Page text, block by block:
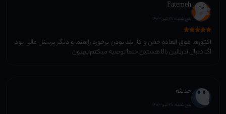
Fatemeh
پنج شنبه، 28 تیر 1403
اکتورها فوق العاده خفن و کار بلد بودن برخورد راهنما و دیگر پرسنل عالی بود
اگ دنبال آدرنالین بالا هستین حتما توصیه میکنم بهتون
حدیثه
پنج شنبه، 28 تیر 1403